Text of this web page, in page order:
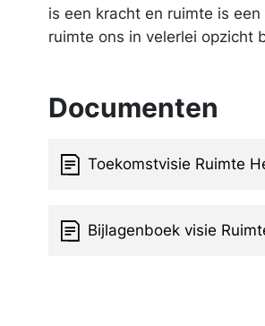
is een kracht en ruimte is
ruimte ons in velerlei opzicht
Documenten
Toekomstvisie Ruimte
Bijlagenboek visie